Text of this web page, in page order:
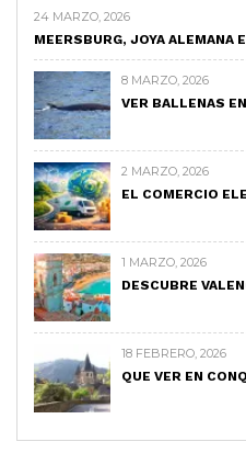
24 MARZO, 2026
MEERSBURG, JOYA ALEMANA
8 MARZO, 2026
VER BALLENAS
2 MARZO, 2026
EL COMERCIO
1 MARZO, 2026
DESCUBRE
18 FEBRERO, 2026
QUE VER EN